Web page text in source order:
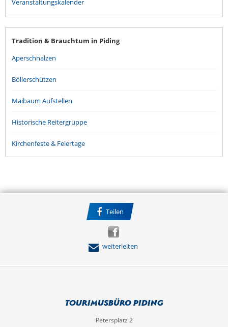
Veranstaltungskalender
Tradition & Brauchtum in Piding
Aperschnalzen
Böllerschützen
Maibaum Aufstellen
Historische Reitergruppe
Kirchenfeste & Feiertage
Teilen
weiterleiten
Tourimusbüro Piding
Petersplatz 2